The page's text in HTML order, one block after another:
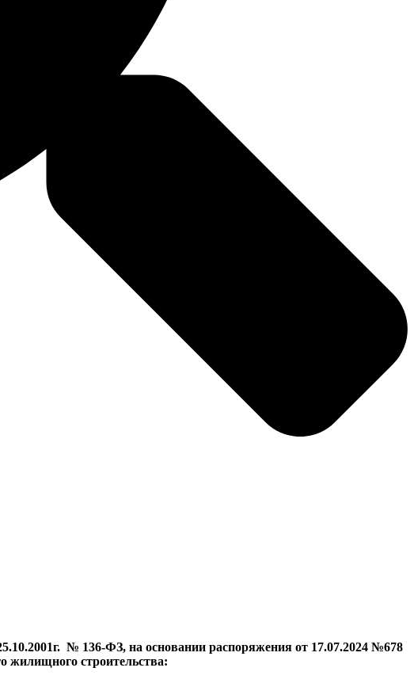
№ 136-ФЗ, на основании распоряжения от 17.07.2024 №678
жилищного строительства: